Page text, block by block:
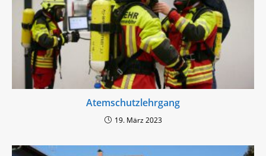
Atemschutzlehrgang
19. März 2023